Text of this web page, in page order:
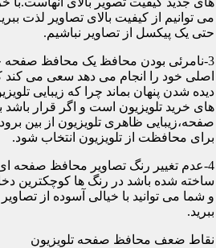
می توانیم از کیفیت بالای تصاویر لذت
حتی یک پیکسل از تصاویر نباشیم.
3-نامرئی بودن محافظ یک محافظ صفحه
اصلی خود را انجام می دهد سعی می کند
دیده شدن پنهان بماند چرا که زیبایی
های خرید تلویزیون است و اگر قرار
صفحه،زیبایی ظاهری تلویزیون از بین
برای محافظت از تلویزیون انتخاب شود.
ساخته شده باشد در رنگ ها کوچکترین
و شما می توانید با خیالی آسوده از
ببرید.
نقاط ضعف محافظ صفحه تلویزیون